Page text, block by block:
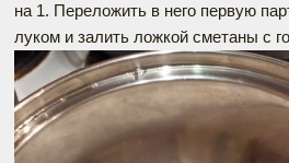
на 1. Переложить в него первую
луком и залить ложкой сметаны с